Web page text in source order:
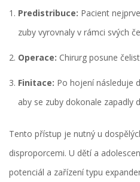
Predistribuce: Pacient
zuby vyrovnaly v rámci svých
Operace: Chirurg posune
Finitace: Po hojení následuje
aby se zuby dokonale zapadly
Tento přístup je nutný u
disproporcemi. U dětí a
potenciál a zařízení typu